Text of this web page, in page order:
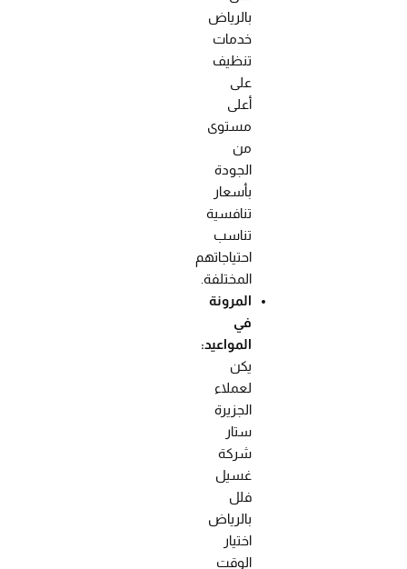
بالرياض
خدمات
تنظيف
على
أعلى
مستوى
من
الجودة
بأسعار
تنافسية
تناسب
احتياجاتهم
المختلفة.
المرونة
في
المواعيد:
يكن
لعملاء
الجزيرة
ستار
شركة
غسيل
فلل
بالرياض
اختيار
الوقت